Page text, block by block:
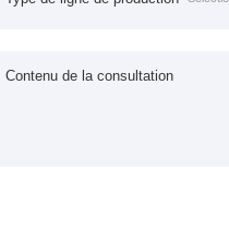
Contenu de la consultation